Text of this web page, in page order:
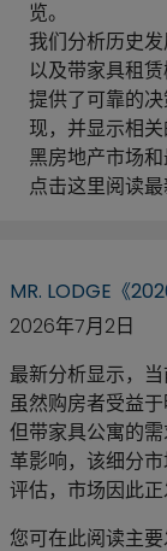
览。
我们分析历史
以及带家具租
提供了可靠的
现，并显示相
黑房地产市场和
点击这里阅读最
MR. LODGE《
2026年7月2日
最新分析显示，
虽然购房者受益
但带家具公寓的
革影响，该细分
评估，市场因此正
您可在此阅读主要